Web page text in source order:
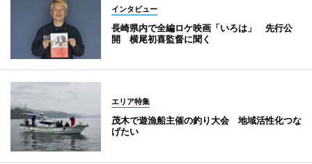
インタビュー
長崎県内で全編ロケ映画「いろは」 先行公
開 横尾初喜監督に聞く
エリア特集
茂木で遊漁船主催の釣り大会 地域活性化つな
げたい